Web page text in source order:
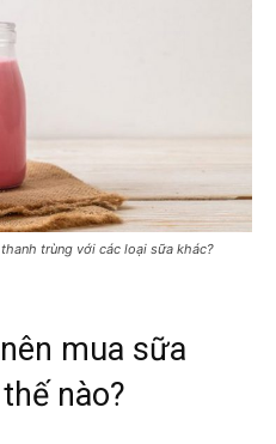
trùng với các loại sữa khác?
mua sữa
nào?